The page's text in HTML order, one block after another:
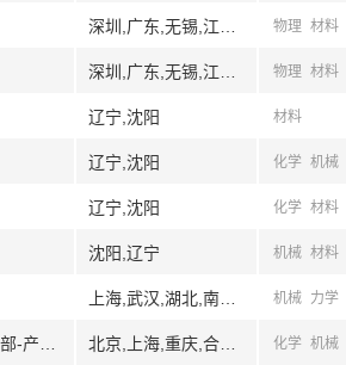
物理 材料
物理 材料
辽宁,沈阳 材料
辽宁,沈阳 化学 机械
辽宁,沈阳 化学 材料
沈阳,辽宁 机械 材料
机械 力学
化学 机械